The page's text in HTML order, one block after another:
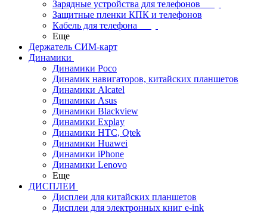
Зарядные устройства для телефонов
Защитные пленки КПК и телефонов
Кабель для телефона
Еще
Держатель СИМ-карт
Динамики
Динамики Poco
Динамик навигаторов, китайских планшетов
Динамики Alcatel
Динамики Asus
Динамики Blackview
Динамики Explay
Динамики HTC, Qtek
Динамики Huawei
Динамики iPhone
Динамики Lenovo
Еще
ДИСПЛЕИ
Дисплеи для китайских планшетов
Дисплеи для электронных книг e-ink